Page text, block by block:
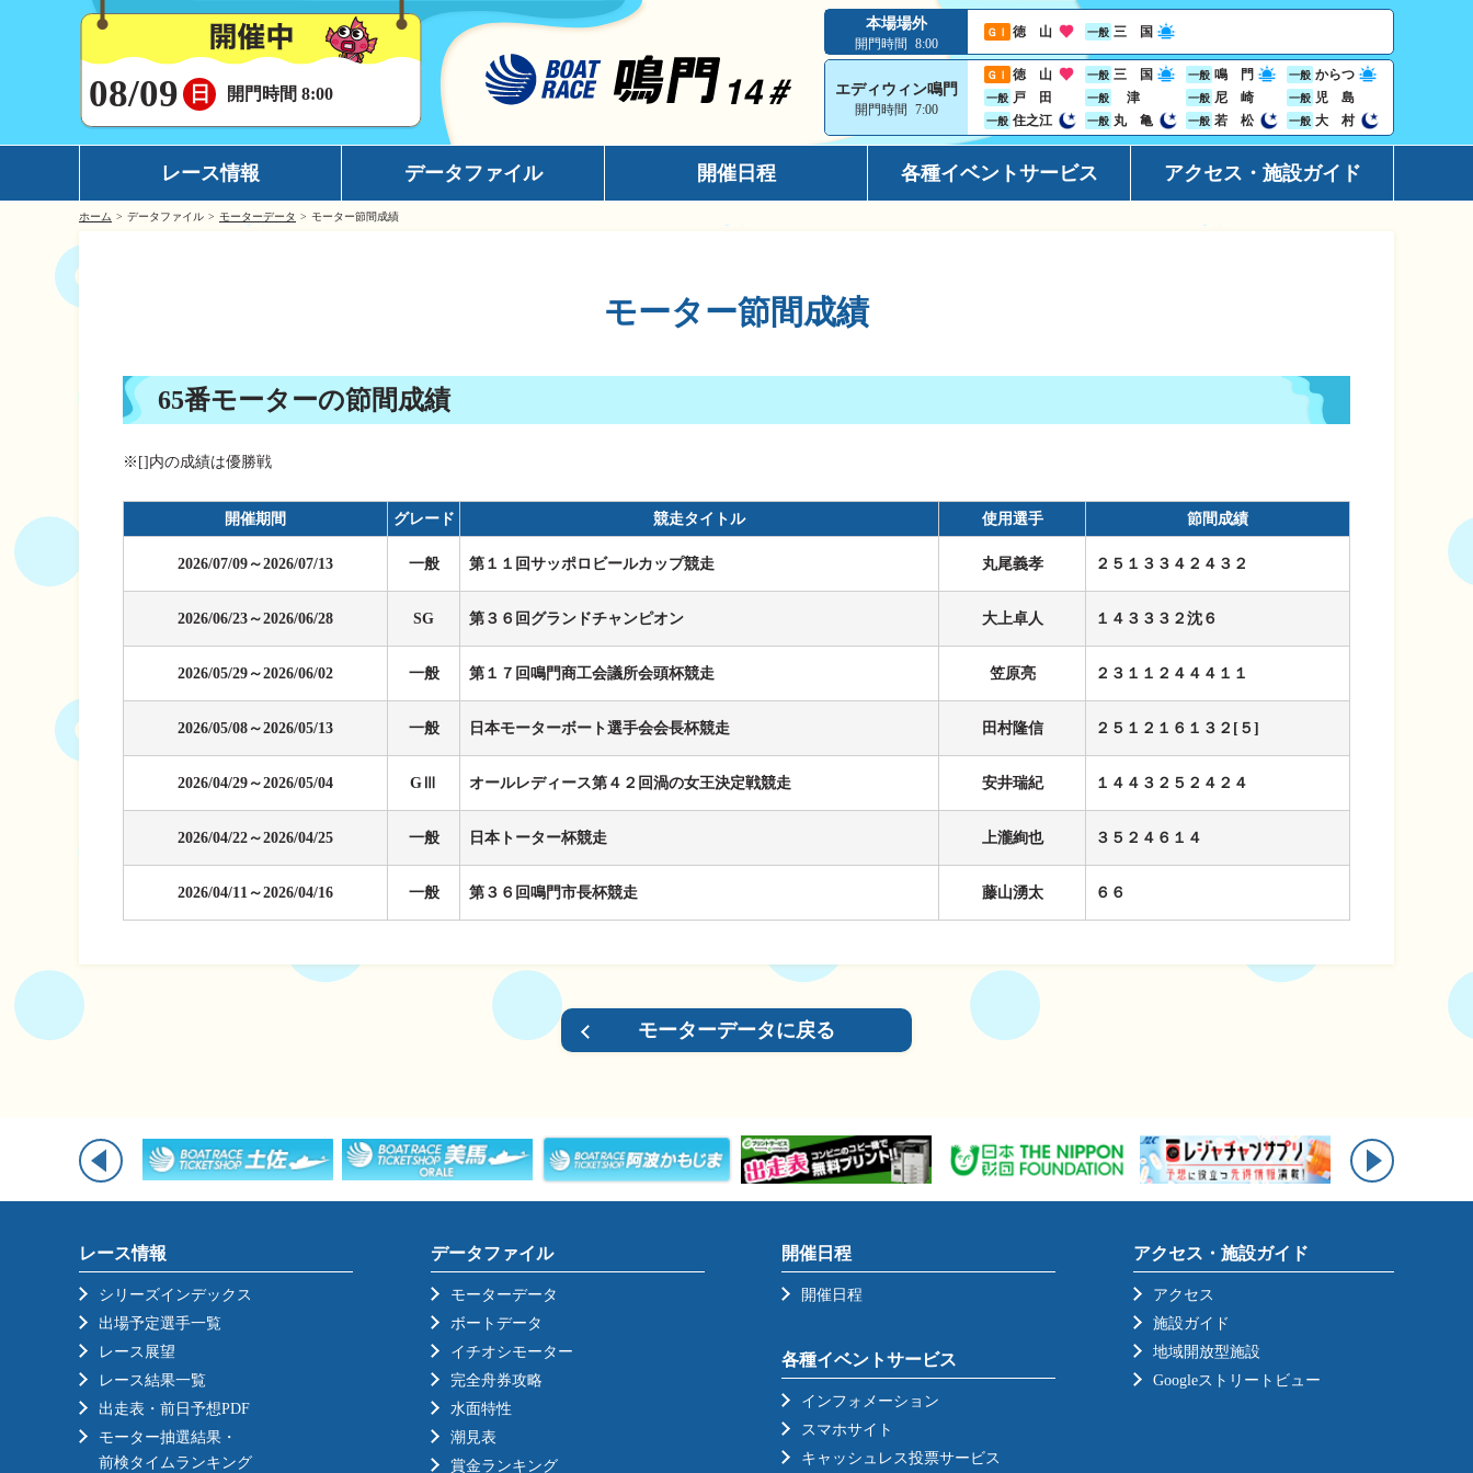
08/09 日 開門時間 8:00
本場場外
開門時間 8:00
ＧⅠ 徳 山 一般 三 国
エディウィン鳴門
開門時間 7:00
ＧⅠ 徳 山 一般 三 国 一般 鳴 門 一般 からつ
一般 戸 田 一般 津 一般 尼 崎 一般 児 島
一般 住之江 一般 丸 亀 一般 若 松 一般 大 村
レース情報
シリーズインデックス
出走表・前日予想PDF
モーター抽選結果・前検タイムランキング
得点率ランキング
データファイル
水面特性
出目データ
徳島支部選手一覧
新人選手紹介
開催日程 各種イベントサービス アクセス・施設ガイド
ホーム データファイル モーターデータ モーター節間成績
モーター節間成績
65番モーターの節間成績
※[]内の成績は優勝戦
開催期間 グレード 競走タイトル 使用選手 節間成績
2026/07/09～2026/07/13 一般 第１１回サッポロビールカップ競走 丸尾義孝 ２５１３３４２４３２
2026/06/23～2026/06/28 SG 第３６回グランドチャンピオン 大上卓人 １４３３３２沈６
2026/05/29～2026/06/02 一般 第１７回鳴門商工会議所会頭杯競走 笠原亮 ２３１１２４４４１１
2026/05/08～2026/05/13 一般 日本モーターボート選手会会長杯競走 田村隆信 ２５１２１６１３２[５]
2026/04/29～2026/05/04 GⅢ オールレディース第４２回渦の女王決定戦競走 安井瑞紀 １４４３２５２４２４
2026/04/22～2026/04/25 一般 日本トーター杯競走 上瀧絢也 ３５２４６１４
2026/04/11～2026/04/16 一般 第３６回鳴門市長杯競走 藤山湧太 ６６
モーターデータに戻る
レース情報
シリーズインデックス
出場予定選手一覧
レース展望
レース結果一覧
出走表・前日予想PDF
モーター抽選結果・
前検タイムランキング
データファイル
モーターデータ
ボートデータ
イチオシモーター
完全舟券攻略
水面特性
潮見表
賞金ランキング
開催日程
開催日程
各種イベントサービス
インフォメーション
スマホサイト
キャッシュレス投票サービス
アクセス・施設ガイド
アクセス
施設ガイド
地域開放型施設
Googleストリートビュー